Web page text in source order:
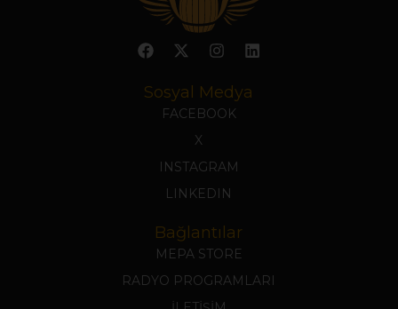
Sosyal Medya
FACEBOOK
X
INSTAGRAM
LINKEDIN
Bağlantılar
MEPA STORE
RADYO PROGRAMLARI